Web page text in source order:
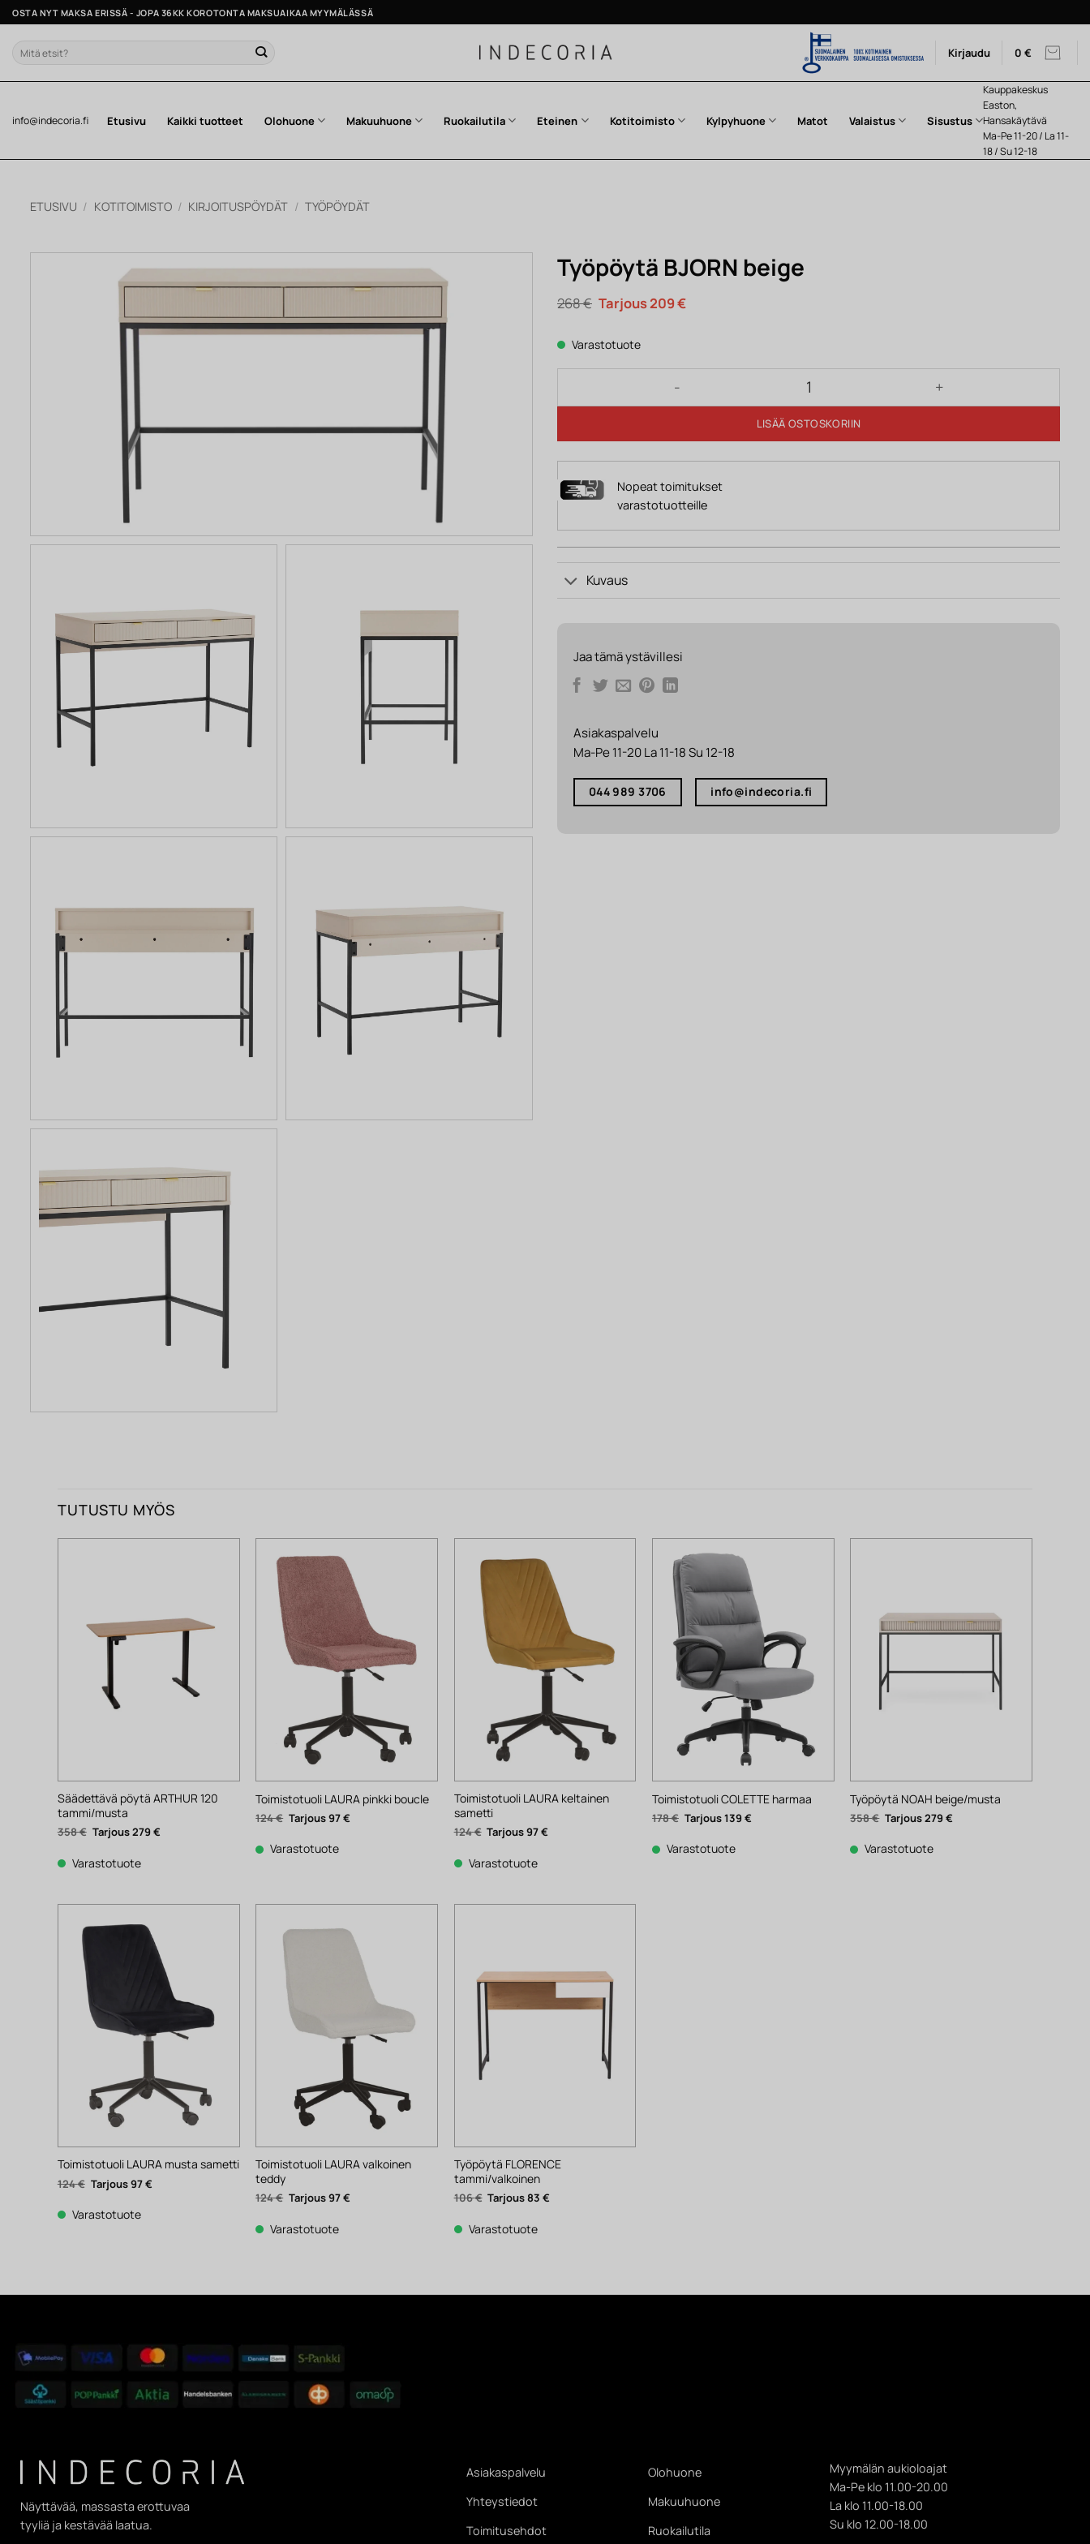
Skip
to
content
OSTA NYT MAKSA ERISSÄ - JOPA 36KK KOROTONTA MAKSUAIKAA MYYMÄLÄSSÄ
Etsi: Kirjaudu 0 €
info@indecoria.fi Etusivu Kaikki tuotteet Olohuone Makuuhuone Ruokailutila Eteinen Kotitoimisto Kylpyhuone Matot Valaistus Sisustus
Kauppakeskus
Easton,
Hansakäytävä
Ma-Pe 11-20 / La 11-
18 / Su 12-18
ETUSIVU / KOTITOIMISTO / KIRJOITUSPÖYDÄT / TYÖPÖYDÄT
Työpöytä BJORN beige
268€ Alkuperäinen
hinta
268 €.
209€Nykyinen
Varastotuote
LISÄÄ OSTOSKORIIN
Nopeat toimitukset
varastotuotteille
Kuvaus
Jaa tämä ystävillesi
Asiakaspalvelu
Ma-Pe 11-20 La 11-18 Su 12-18
044 989 3706 info@indecoria.fi
TUTUSTU MYÖS
Säädettävä pöytä ARTHUR 120
tammi/musta
358€ Alkuperäinen
hinta
358 €.
279€Nykyinen
Varastotuote
Toimistotuoli LAURA pinkki boucle
124€ Alkuperäinen
hinta
124 €.
97€
Varastotuote
Toimistotuoli LAURA keltainen
sametti
124€ Alkuperäinen
hinta
124 €.
97€
Varastotuote
Toimistotuoli COLETTE harmaa
178€ Alkuperäinen
hinta
178 €.
139€Nykyinen
hinta
Varastotuote
Työpöytä NOAH beige/musta
358€ Alkuperäinen
hinta
358 €.
279€
Varastotuote
Toimistotuoli LAURA musta sametti
124€ Alkuperäinen
hinta
124 €.
97€Nykyinen
hinta
Varastotuote
Toimistotuoli LAURA valkoinen
teddy
124€ Alkuperäinen
hinta
124 €.
97€
Varastotuote
Työpöytä FLORENCE
tammi/valkoinen
106€ Alkuperäinen
hinta
106 €.
83€
Varastotuote
Näyttävää, massasta erottuvaa
tyyliä ja kestävää laatua.
Asiakaspalvelu
Yhteystiedot
Toimitusehdot
Olohuone
Makuuhuone
Ruokailutila
Myymälän aukioloajat
Ma-Pe klo 11.00-20.00
La klo 11.00-18.00
Su klo 12.00-18.00